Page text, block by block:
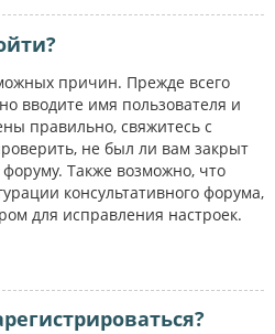
причин. Прежде всего
вводите имя пользователя и
правильно, свяжитесь с
не был ли вам закрыт
форуму. Также возможно, что
консультативного форума,
для исправления настроек.